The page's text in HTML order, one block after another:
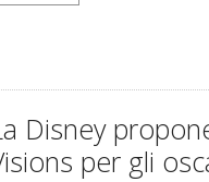
Disney
per gli